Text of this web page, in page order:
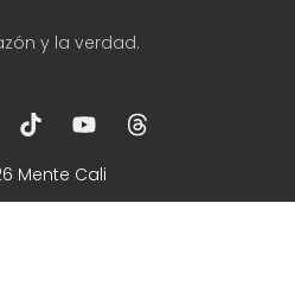
y la verdad.
Mente Cali